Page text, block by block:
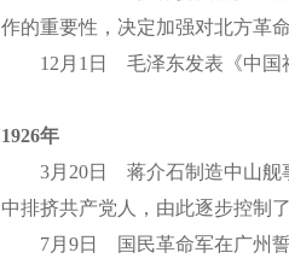
作的重要性，决定加强对北方革
12月1日 毛泽东发表《中国社
1926年
3月20日 蒋介石制造中山舰事
中排挤共产党人，由此逐步控制
7月9日 国民革命军在广州誓师